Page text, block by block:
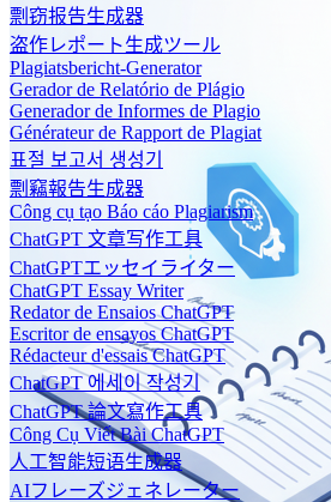
剽窃报告生成器
盗作レポート生成ツール
Plagiatsbericht-Generator
Gerador de Relatório de Plágio
Generador de Informes de Plagio
Générateur de Rapport de Plagiat
표절 보고서 생성기
剽竊報告生成器
Công cụ tạo Báo cáo Plagiarism
ChatGPT 文章写作工具
ChatGPTエッセイライター
ChatGPT Essay Writer
Redator de Ensaios ChatGPT
Escritor de ensayos ChatGPT
Rédacteur d'essais ChatGPT
ChatGPT 에세이 작성기
ChatGPT 論文寫作工具
Công Cụ Viết Bài ChatGPT
人工智能短语生成器
AIフレーズジェネレーター